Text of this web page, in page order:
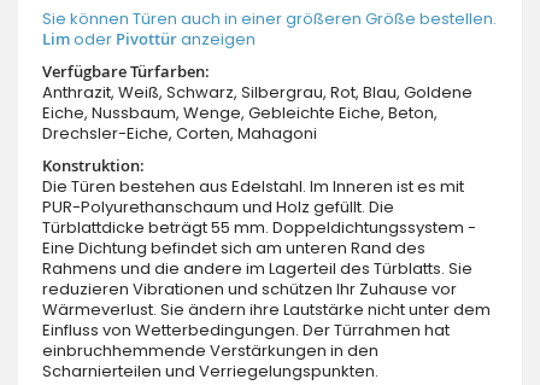
Sie können Türen auch in einer größeren Größe bestellen.
Limoder Pivottüranzeigen
Verfügbare Türfarben:
Anthrazit, Weiß, Schwarz, Silbergrau, Rot, Blau, Goldene
Eiche, Nussbaum, Wenge, Gebleichte Eiche, Beton,
Drechsler-Eiche, Corten, Mahagoni
Konstruktion:
Die Türen bestehen aus Edelstahl. Im Inneren ist es mit
PUR-Polyurethanschaum und Holz gefüllt. Die
Türblattdicke beträgt 55 mm. Doppeldichtungssystem -
Eine Dichtung befindet sich am unteren Rand des
Rahmens und die andere im Lagerteil des Türblatts. Sie
reduzieren Vibrationen und schützen Ihr Zuhause vor
Wärmeverlust. Sie ändern ihre Lautstärke nicht unter dem
Einfluss von Wetterbedingungen. Der Türrahmen hat
einbruchhemmende Verstärkungen in den
Scharnierteilen und Verriegelungspunkten.